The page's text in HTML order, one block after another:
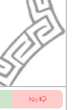
No